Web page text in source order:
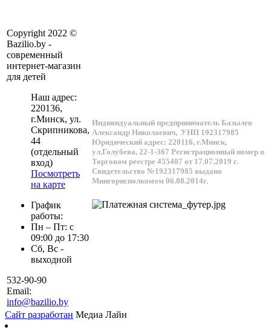
Copyright 2022 ©
Bazilio.by -
современный
интернет-магазин
для детей
Наш адрес:
220136,
г.Минск, ул.
Скрипникова,
44
(отдельный
вход)
Посмотреть
на карте
График
работы:
Пн – Пт: с
09:00 до 17:30
Сб, Вс -
выходной
532-90-90
Email:
info@bazilio.by
Индивидуальный предприниматель Базылев
Александр Николаевич, УНП 192317985
Юридический адрес: 220116, г.Минск,
ул.Голубева, 22-1-367 Регистрационный номер в
Торговом реестре 455407 от 17.07.2019 г.
Свидетельство №192317985 выдано
Мингорисполкомом 06.08.2014г.
Сайт разработан Медиа Лайн